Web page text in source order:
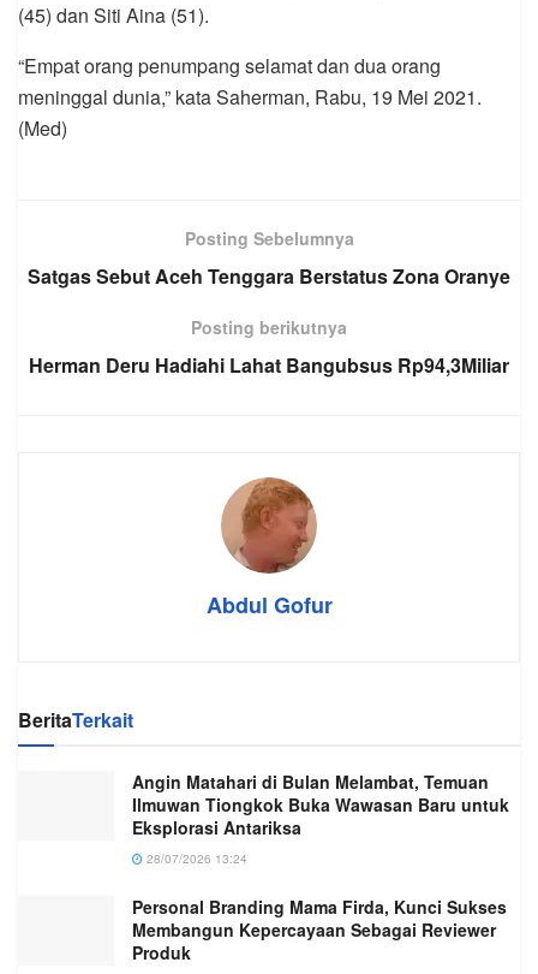
(45) dan Siti Aina (51).
“Empat orang penumpang selamat dan dua orang
meninggal dunia,” kata Saherman, Rabu, 19 Mei 2021.
(Med)
Posting Sebelumnya
Satgas Sebut Aceh Tenggara Berstatus Zona Oranye
Posting berikutnya
Herman Deru Hadiahi Lahat Bangubsus Rp94,3Miliar
Abdul Gofur
BeritaTerkait
Angin Matahari di Bulan Melambat, Temuan
Ilmuwan Tiongkok Buka Wawasan Baru untuk
Eksplorasi Antariksa
28/07/2026 13:24
Personal Branding Mama Firda, Kunci Sukses
Membangun Kepercayaan Sebagai Reviewer
Produk